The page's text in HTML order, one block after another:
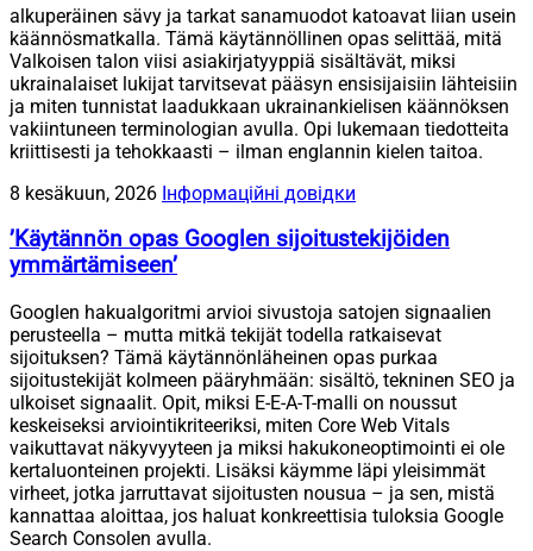
alkuperäinen sävy ja tarkat sanamuodot katoavat liian usein
käännösmatkalla. Tämä käytännöllinen opas selittää, mitä
Valkoisen talon viisi asiakirjatyyppiä sisältävät, miksi
ukrainalaiset lukijat tarvitsevat pääsyn ensisijaisiin lähteisiin
ja miten tunnistat laadukkaan ukrainankielisen käännöksen
vakiintuneen terminologian avulla. Opi lukemaan tiedotteita
kriittisesti ja tehokkaasti – ilman englannin kielen taitoa.
8 kesäkuun, 2026 Інформаційні довідки
’Käytännön opas Googlen sijoitustekijöiden
ymmärtämiseen’
Googlen hakualgoritmi arvioi sivustoja satojen signaalien
perusteella – mutta mitkä tekijät todella ratkaisevat
sijoituksen? Tämä käytännönläheinen opas purkaa
sijoitustekijät kolmeen pääryhmään: sisältö, tekninen SEO ja
ulkoiset signaalit. Opit, miksi E-E-A-T-malli on noussut
keskeiseksi arviointikriteeriksi, miten Core Web Vitals
vaikuttavat näkyvyyteen ja miksi hakukoneoptimointi ei ole
kertaluonteinen projekti. Lisäksi käymme läpi yleisimmät
virheet, jotka jarruttavat sijoitusten nousua – ja sen, mistä
kannattaa aloittaa, jos haluat konkreettisia tuloksia Google
Search Consolen avulla.